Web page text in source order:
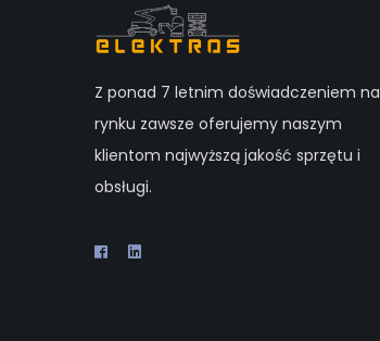
Z ponad 7 letnim doświadczeniem na
rynku zawsze oferujemy naszym
klientom najwyższą jakość sprzętu i
obsługi.